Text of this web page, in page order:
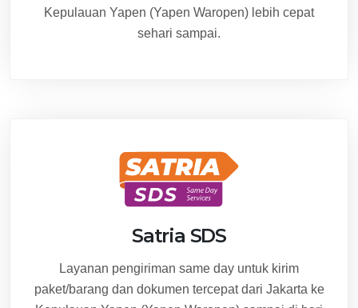
Kepulauan Yapen (Yapen Waropen) lebih cepat
sehari sampai.
Satria SDS
Layanan pengiriman same day untuk kirim
paket/barang dan dokumen tercepat dari Jakarta ke